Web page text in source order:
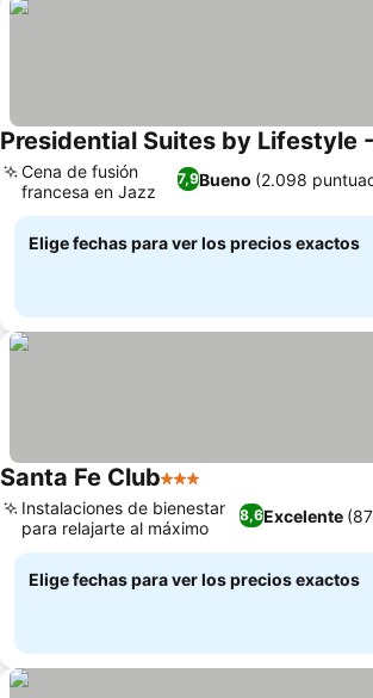
Presidential Suites by Lifestyle
7,9Bueno (2.098
Cena de fusión
francesa en Jazz
Elige fechas para ver los precios exactos
Santa Fe Club3 Estrellas
8,6Excelente
Instalaciones de bienestar
para relajarte al máximo
Elige fechas para ver los precios exactos